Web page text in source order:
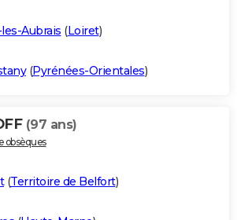
Aubrais (Loiret)
(Pyrénées-Orientales)
(97 ans)
obsèques
(Territoire de Belfort)